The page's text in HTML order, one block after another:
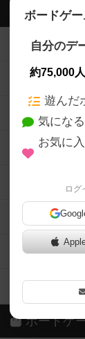
ボードゲ
自分のデ
約75,000人
遊んだ
気にな
お気に
ログ
ボドゲー
ボードゲー
ボードゲー
ボードゲー
メカニクス
掲示板・ト
ボドとも・
ボードゲー
ボドゲーマ
ボードゲ